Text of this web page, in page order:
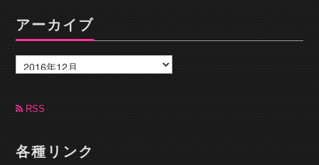
アーカイブ
ー
カ
ブ RSS
各種リンク